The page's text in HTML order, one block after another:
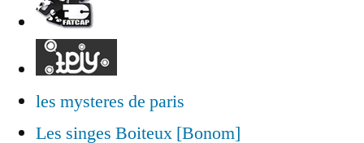
les mysteres de paris
Les singes Boiteux [Bonom]